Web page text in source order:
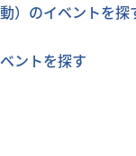
）のイベントを探
ントを探す